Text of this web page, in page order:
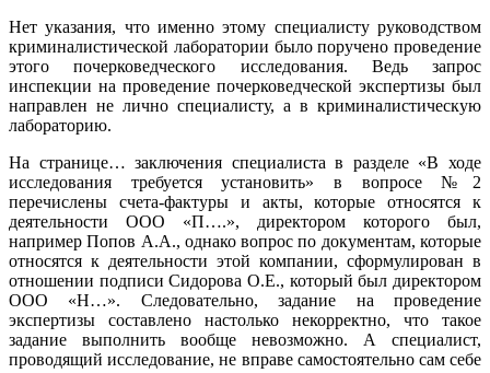
Нет указания, что именно этому специалисту руководством
криминалистической лаборатории было поручено проведение
этого почерковедческого исследования. Ведь запрос
инспекции на проведение почерковедческой экспертизы был
направлен не лично специалисту, а в криминалистическую
лабораторию.
На странице… заключения специалиста в разделе «В ходе
исследования требуется установить» в вопросе №2
перечислены счета-фактуры и акты, которые относятся к
деятельности ООО «П….», директором которого был,
например Попов А.А., однако вопрос по документам, которые
относятся к деятельности этой компании, сформулирован в
отношении подписи Сидорова О.Е., который был директором
ООО «Н…». Следовательно, задание на проведение
экспертизы составлено настолько некорректно, что такое
задание выполнить вообще невозможно. А специалист,
проводящий исследование, не вправе самостоятельно сам себе